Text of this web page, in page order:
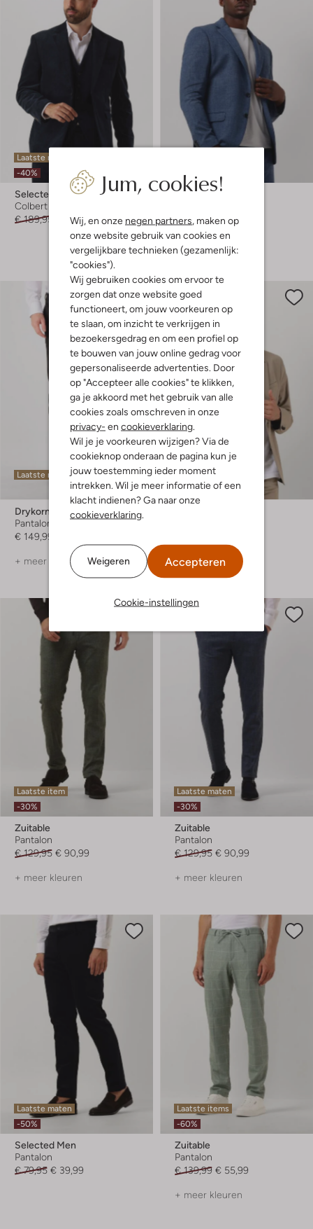
Jum, cookies!
Wij, en onze negen partners , maken op
onze website gebruik van cookies en
vergelijkbare technieken (gezamenlijk:
"cookies").
Wij gebruiken cookies om ervoor te
zorgen dat onze website goed
functioneert, om jouw voorkeuren op
te slaan, om inzicht te verkrijgen in
bezoekersgedrag en om een profiel op
te bouwen van jouw online gedrag voor
gepersonaliseerde advertenties. Door
op "Accepteer alle cookies" te klikken,
ga je akkoord met het gebruik van alle
cookies zoals omschreven in onze
privacy- en cookieverklaring
Wil je je voorkeuren wijzigen? Via de
cookieknop onderaan de pagina kun je
jouw toestemming ieder moment
intrekken. Wil je meer informatie of een
klacht indienen? Ga naar onze
cookieverklaring
Weigeren Accepteren
Cookie-instellingen
Laatste maten
-40%
Selected Men
Colbert
€ 189,95
€ 113,99
Zuitable
€ 229,99 € 183,99
+ meer kleuren
Laatste maten
Drykorn
Pantalon
€ 149,99
+ meer kleuren
-60%
Laatste item
-30%
Zuitable
Pantalon
€ 129,95 € 90,99
+ meer kleuren
Laatste maten
-30%
Zuitable
Pantalon
€ 129,95 € 90,99
+ meer kleuren
Laatste maten
-50%
Selected Men
Pantalon
€ 79,95 € 39,99
Laatste items
-60%
Zuitable
Pantalon
€ 139,99 € 55,99
+ meer kleuren